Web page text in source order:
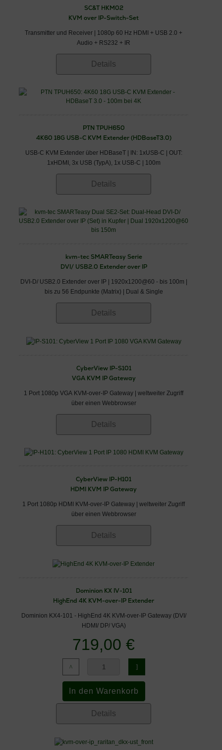
SC&T HKM02
KVM over IP-Switch-Set
Transmitter und Receiver | 1080p 60 Hz HDMI + USB 2.0 +
Audio + RS232 + IR
Details
PTN TPUH650
4K60 18G USB-C KVM Extender (HDBaseT3.0)
USB-C KVM Extender über HDBaseT | IN: 1xUSB-C | OUT:
1xHDMI, 3x USB (TypA), 1x USB-C | 100m
Details
kvm-tec SMARTeasy Serie
DVI/ USB2.0 Extender over IP
DVI-D/ USB2.0 Extender over IP | 1920x1200@60 - bis 100m |
bis zu 56 Endpunkte (Matrix) | Dual & Single
Details
CyberView IP-S101
VGA KVM IP Gateway
1 Port 1080p VGA KVM-over-IP Gateway | weltweiter Zugriff
über einen Webbrowser
Details
CyberView IP-H101
HDMI KVM IP Gateway
1 Port 1080p HDMI KVM-over-IP Gateway | weltweiter Zugriff
über einen Webbrowser
Details
Dominion KX IV-101
HighEnd 4K KVM-over-IP Extender
Dominion KX4-101 - HighEnd 4K KVM-over-IP Gateway (DVI/
HDMI/ DP/ VGA)
719,00 €
Details